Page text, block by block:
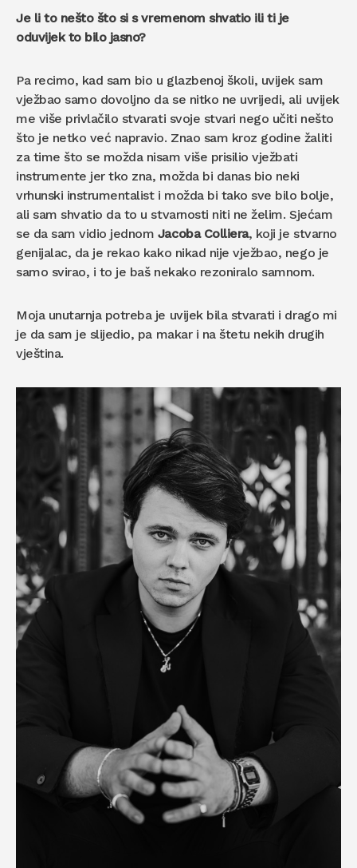
Je li to nešto što si s vremenom shvatio ili ti je
oduvijek to bilo jasno?
Pa recimo, kad sam bio u glazbenoj školi, uvijek sam
vježbao samo dovoljno da se nitko ne uvrijedi, ali uvijek
me više privlačilo stvarati svoje stvari nego učiti nešto
što je netko već napravio. Znao sam kroz godine žaliti
za time što se možda nisam više prisilio vježbati
instrumente jer tko zna, možda bi danas bio neki
vrhunski instrumentalist i možda bi tako sve bilo bolje,
ali sam shvatio da to u stvarnosti niti ne želim. Sjećam
se da sam vidio jednom Jacoba Colliera, koji je stvarno
genijalac, da je rekao kako nikad nije vježbao, nego je
samo svirao, i to je baš nekako rezoniralo samnom.
Moja unutarnja potreba je uvijek bila stvarati i drago mi
je da sam je slijedio, pa makar i na štetu nekih drugih
vještina.